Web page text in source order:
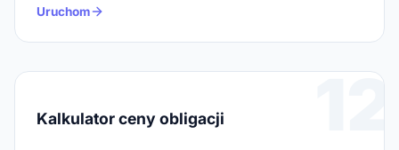
Uruchom
12
Kalkulator ceny obligacji